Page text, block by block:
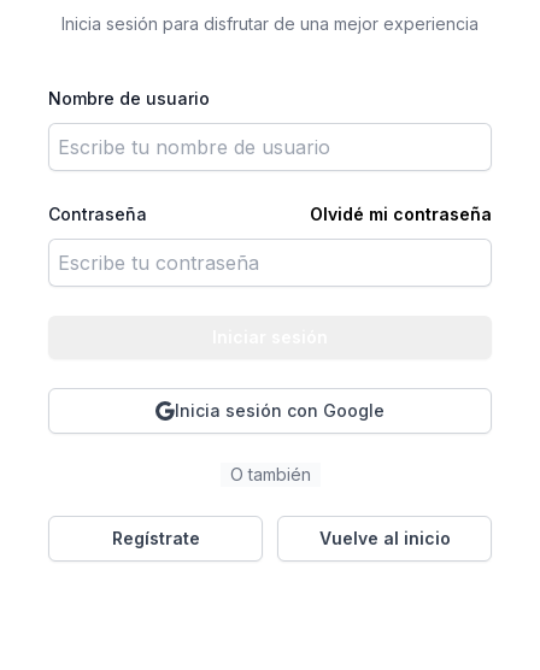
Inicia sesión para disfrutar de una mejor experiencia
Nombre de usuario
Contraseña Olvidé mi contraseña
Inicia sesión con Google
O también
Regístrate Vuelve al inicio